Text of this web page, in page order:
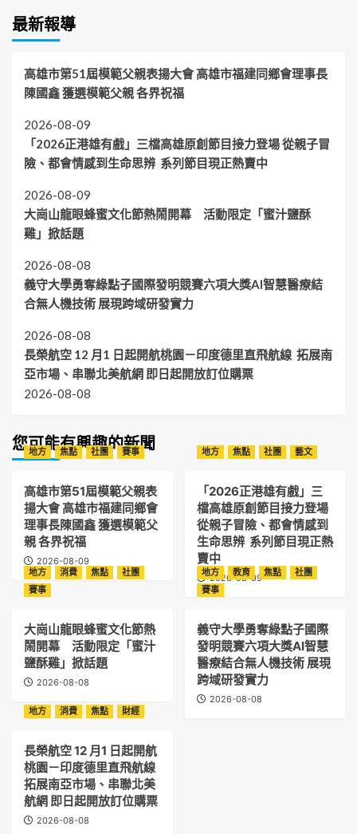
最新報導
高雄市第51屆模範父親表揚大會 高雄市福建同鄉會理事長
陳國鑫 獲選模範父親 各界祝福
2026-08-09
「2026正港雄有戲」三檔高雄原創節目接力登場 從親子冒
險、都會情感到生命思辨 系列節目現正熱賣中
2026-08-09
大崗山龍眼蜂蜜文化節熱鬧開幕 活動限定「蜜汁鹽酥
雞」掀話題
2026-08-08
義守大學勇奪綠點子國際發明競賽六項大獎AI智慧醫療結
合無人機技術 展現跨域研發實力
2026-08-08
長榮航空 12 月1 日起開航桃園－印度德里直飛航線 拓展南
亞市場、串聯北美航網 即日起開放訂位購票
2026-08-08
您可能有興趣的新聞
地方 焦點 社團 賽事
高雄市第51屆模範父親表
揚大會 高雄市福建同鄉會
理事長陳國鑫 獲選模範父
親 各界祝福
2026-08-09
地方 焦點 社團 藝文
「2026正港雄有戲」三
檔高雄原創節目接力登場
從親子冒險、都會情感到
生命思辨 系列節目現正熱
賣中
2026-08-09
地方 消費 焦點
社團
賽事
大崗山龍眼蜂蜜文化節熱
鬧開幕 活動限定「蜜汁
鹽酥雞」掀話題
2026-08-08
地方 教育 焦點
社團
賽事
義守大學勇奪綠點子國際
發明競賽六項大獎AI智慧
醫療結合無人機技術 展現
跨域研發實力
2026-08-08
地方
消費 焦點 財經
長榮航空 12 月1 日起開航
桃園－印度德里直飛航線
拓展南亞市場、串聯北美
航網 即日起開放訂位購票
2026-08-08